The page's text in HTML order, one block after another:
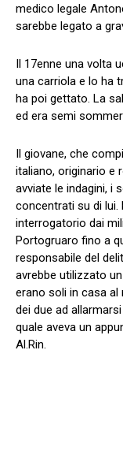
medico legale
sarebbe legato a
Il 17enne una volta
una carriola e lo ha
ha poi gettato. La
ed era semi
Il giovane, che
italiano, originario e
avviate le indagini, i
concentrati su di lui.
interrogatorio dai
Portogruaro fino a
responsabile del
avrebbe utilizzato
erano soli in casa
dei due ad
quale aveva un
Al.Rin.